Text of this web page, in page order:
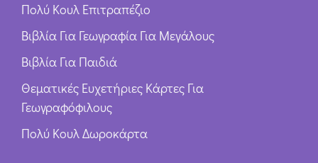
Πολύ Κουλ Επιτραπέζιο
Βιβλία Για Γεωγραφία Για Μεγάλους
Βιβλία Για Παιδιά
Θεματικές Ευχετήριες Κάρτες Για
Γεωγραφόφιλους
Πολύ Κουλ Δωροκάρτα